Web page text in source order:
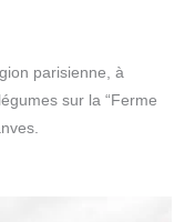
parisienne, à
sur la “Ferme